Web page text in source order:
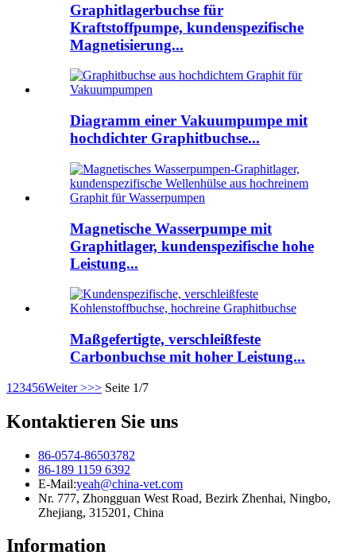
Graphitlagerbuchse für
Kraftstoffpumpe, kundenspezifische
Magnetisierung...
Diagramm einer Vakuumpumpe mit
hochdichter Graphitbuchse...
Magnetische Wasserpumpe mit
Graphitlager, kundenspezifische hohe
Leistung...
Maßgefertigte, verschleißfeste
Carbonbuchse mit hoher Leistung...
1 23456Weiter >>> Seite 1/7
Kontaktieren Sie uns
86-0574-86503782
86-189 1159 6392
E-Mail:yeah@china-vet.com
Nr. 777, Zhongguan West Road, Bezirk Zhenhai, Ningbo,
Zhejiang, 315201, China
Information